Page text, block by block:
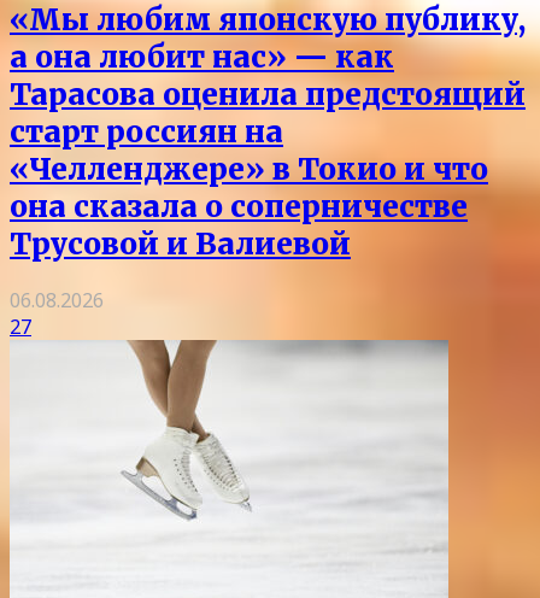
«Мы любим японскую публику,
а она любит нас» — как
Тарасова оценила предстоящий
старт россиян на
«Челленджере» в Токио и что
она сказала о соперничестве
Трусовой и Валиевой
06.08.2026
27